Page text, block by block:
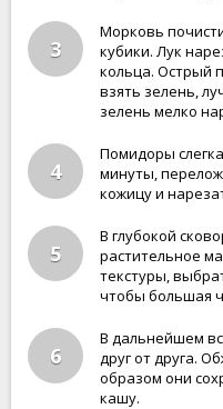
3
Морковь
кубики. Лук
кольца. Острый
взять зелень,
зелень мелко
4
Помидоры
минуты,
кожицу и
5
В глубокой
растительное
текстуры,
чтобы большая
6
В дальнейшем
друг от друга.
образом они
кашу.